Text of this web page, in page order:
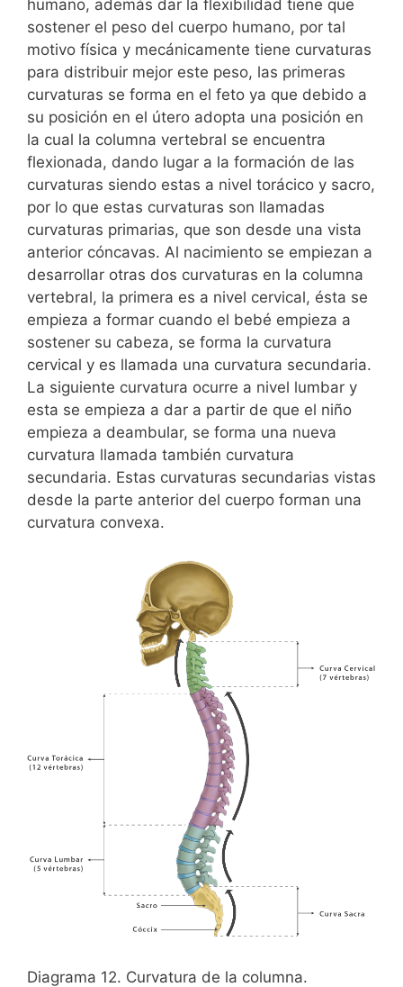
humano, además dar la flexibilidad tiene que
sostener el peso del cuerpo humano, por tal
motivo física y mecánicamente tiene curvaturas
para distribuir mejor este peso, las primeras
curvaturas se forma en el feto ya que debido a
su posición en el útero adopta una posición en
la cual la columna vertebral se encuentra
flexionada, dando lugar a la formación de las
curvaturas siendo estas a nivel torácico y sacro,
por lo que estas curvaturas son llamadas
curvaturas primarias, que son desde una vista
anterior cóncavas. Al nacimiento se empiezan a
desarrollar otras dos curvaturas en la columna
vertebral, la primera es a nivel cervical, ésta se
empieza a formar cuando el bebé empieza a
sostener su cabeza, se forma la curvatura
cervical y es llamada una curvatura secundaria.
La siguiente curvatura ocurre a nivel lumbar y
esta se empieza a dar a partir de que el niño
empieza a deambular, se forma una nueva
curvatura llamada también curvatura
secundaria. Estas curvaturas secundarias vistas
desde la parte anterior del cuerpo forman una
curvatura convexa.
Diagrama 12. Curvatura de la columna.